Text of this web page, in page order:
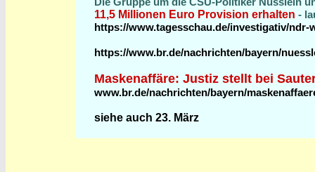
11,5 Millionen Euro Provision erhalten -
https://www.tagesschau.de/investigativ/
https://www.br.de/nachrichten/bayern/
Maskenaffäre: Justiz stellt bei
www.br.de/nachrichten/bayern/
siehe auch 23. März